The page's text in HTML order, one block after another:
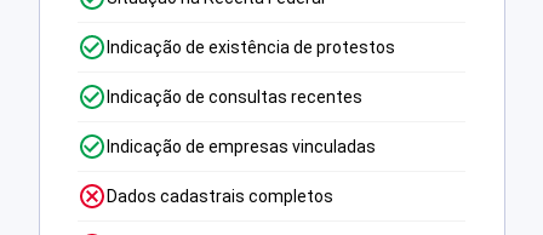
Indicação de existência de protestos
Indicação de consultas recentes
Indicação de empresas vinculadas
Dados cadastrais completos